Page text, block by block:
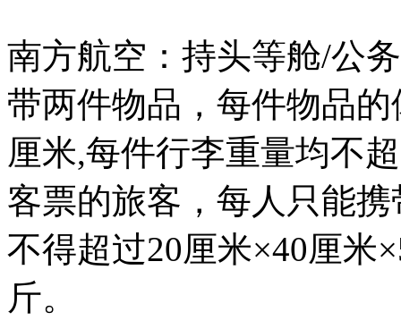
南方航空： 持头等舱/公
带两件物品 ， 每件物品
厘米,每件行李重量均不
客票的旅客，每人只能
不得超过20厘米×40厘米
斤。